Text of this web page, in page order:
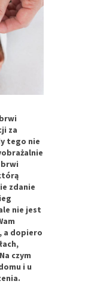
za
tego nie
zdanie
nie jest
a dopiero
czym
i u